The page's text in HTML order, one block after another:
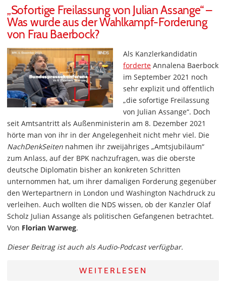
„Sofortige Freilassung von Julian Assange“ –
Was wurde aus der Wahlkampf-Forderung
von Frau Baerbock?
Als Kanzlerkandidatin
forderte Annalena Baerbock
im September 2021 noch
sehr explizit und öffentlich
„die sofortige Freilassung
von Julian Assange“. Doch
seit Amtsantritt als Außenministerin am 8. Dezember 2021
hörte man von ihr in der Angelegenheit nicht mehr viel. Die
NachDenkSeiten nahmen ihr zweijähriges „Amtsjubiläum“
zum Anlass, auf der BPK nachzufragen, was die oberste
deutsche Diplomatin bisher an konkreten Schritten
unternommen hat, um ihrer damaligen Forderung gegenüber
den Wertepartnern in London und Washington Nachdruck zu
verleihen. Auch wollten die NDS wissen, ob der Kanzler Olaf
Scholz Julian Assange als politischen Gefangenen betrachtet.
Von Florian Warweg.
Dieser Beitrag ist auch als Audio-Podcast verfügbar.
WEITERLESEN